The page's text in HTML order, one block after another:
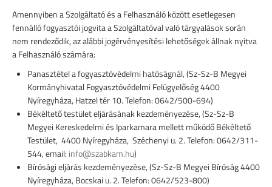
Amennyiben a Szolgáltató és a Felhasználó között esetlegesen
fennálló fogyasztói jogvita a Szolgáltatóval való tárgyalások során
nem rendeződik, az alábbi jogérvényesítési lehetőségek állnak nyitva
a Felhasználó számára:
Panasztétel a fogyasztóvédelmi hatóságnál, (Sz-Sz-B Megyei
Kormányhivatal Fogyasztóvédelmi Felügyelőség 4400
Nyíregyháza, Hatzel tér 10. Telefon: 0642/500-694)
Békéltető testület eljárásának kezdeményezése, (Sz-Sz-B
Megyei Kereskedelmi és Iparkamara mellett működő Békéltető
Testület, 4400 Nyíregyháza, Széchenyi u. 2. Telefon: 0642/311-
544, email: info@szabkam.hu)
Bírósági eljárás kezdeményezése, (Sz-Sz-B Megyei Bíróság 4400
Nyíregyháza, Bocskai u. 2. Telefon: 0642/523-800)